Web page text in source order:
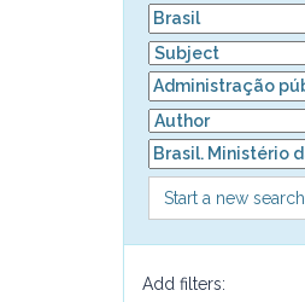
Start a new search
Add filters: